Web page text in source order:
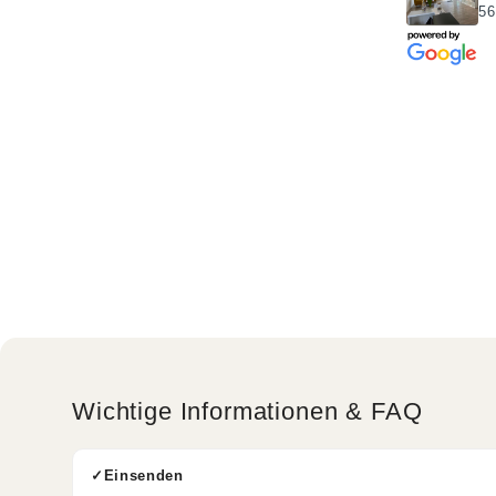
Wichtige Informationen & FAQ
Einsenden